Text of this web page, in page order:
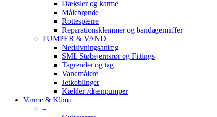
Dæksler og karme
Målebrønde
Rottespærre
Reparationsklemmer og bandagemuffer
PUMPER & VAND
Nedsivningsanlæg
SML Støbejernsrør og Fittings
Tagrender og tag
Vandmålere
Jetkoblinger
Kælder-/drænpumper
Varme & Klima
–